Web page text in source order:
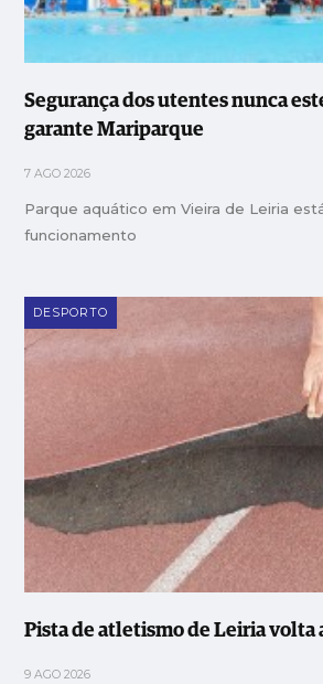
Segurança dos utentes nunca
garante Mariparque
7 AGO 2026
Parque aquático em Vieira de Leiria
funcionamento
DESPORTO
Pista de atletismo de Leiria volta
9 AGO 2026